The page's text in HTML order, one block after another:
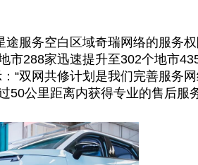
服务空白区域奇瑞网络的服务权
288家迅速提升至302个地市
“双网共修计划是我们完善服务
公里距离内获得专业的售后服